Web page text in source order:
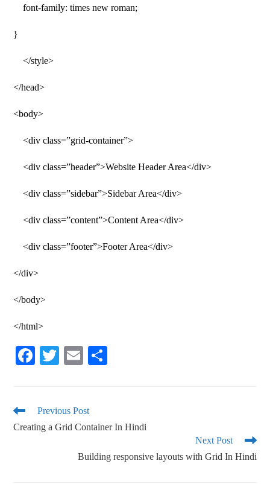
font-family: times new roman;
}
</style>
</head>
<body>
<div class=”grid-container”>
<div class=”header”>Website Header Area</div>
<div class=”sidebar”>Sidebar Area</div>
<div class=”content”>Content Area</div>
<div class=”footer”>Footer Area</div>
</div>
</body>
</html>
Fa
ok
T
r
E
Previous Post
Creating a Grid Container In Hindi
Next Post
Building responsive layouts with Grid In Hindi